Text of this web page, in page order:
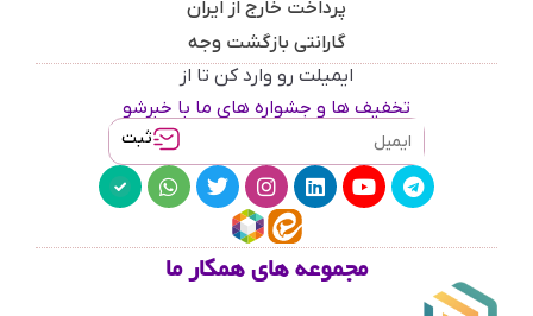
پرداخت خارج از ایران
گارانتی بازگشت وجه
ایمیلت رو وارد کن تا از
تخفیف ها و جشواره های ما با خبرشو
ثبت
مجموعه های همکار ما